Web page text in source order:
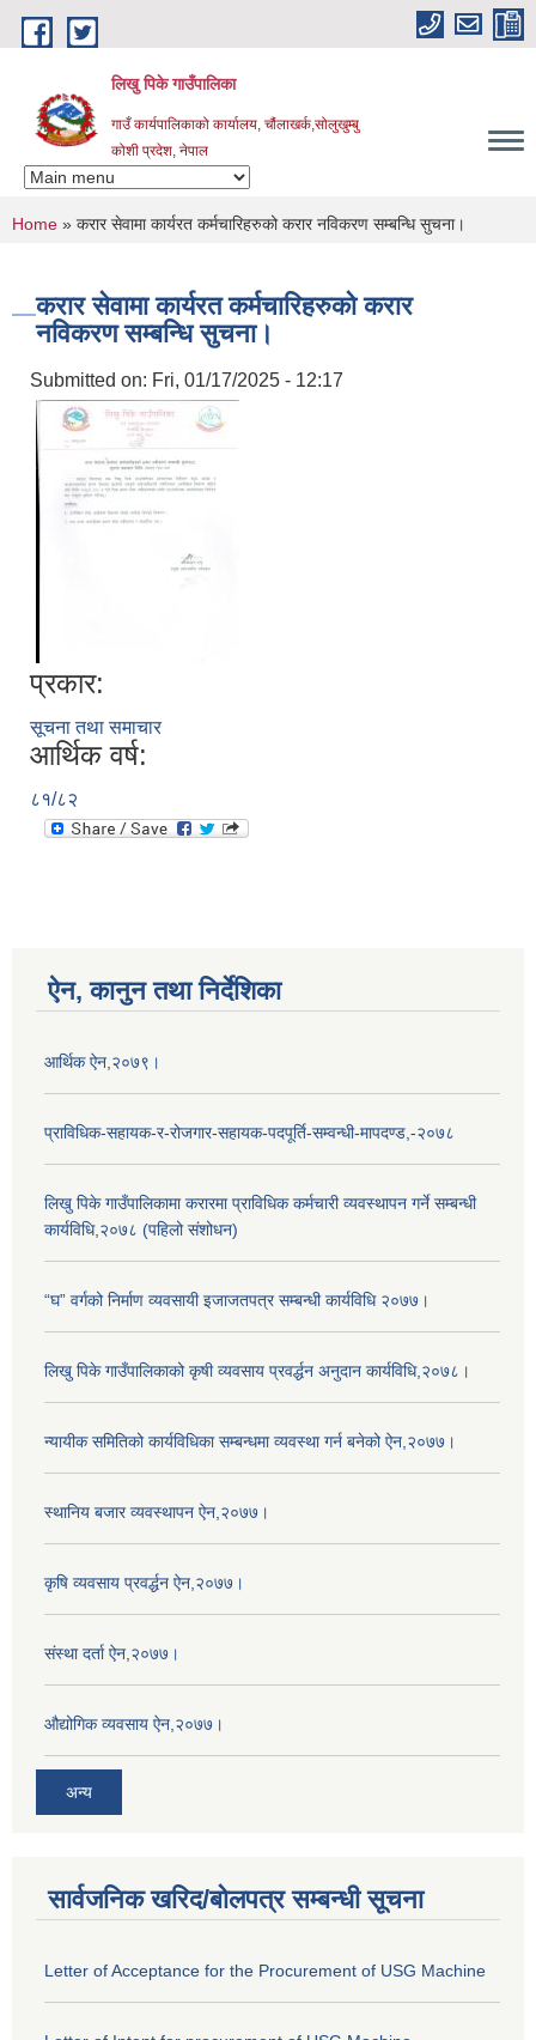
Skip to main content
लिखु पिके गाउँपालिका
गाउँ कार्यपालिकाको कार्यालय, चौंलाखर्क,सोलुखुम्बु
कोशी प्रदेश, नेपाल
You are here
Home » करार सेवामा कार्यरत कर्मचारिहरुको करार नविकरण सम्बन्धि सुचना।
करार सेवामा कार्यरत कर्मचारिहरुको करार
नविकरण सम्बन्धि सुचना।
Submitted on: Fri, 01/17/2025 - 12:17
प्रकार:
सूचना तथा समाचार
आर्थिक वर्ष:
८१/८२
ऐन, कानुन तथा निर्देशिका
आर्थिक ऐन,२०७९।
प्राविधिक-सहायक-र-रोजगार-सहायक-पदपूर्ति-सम्वन्धी-मापदण्ड,-२०७८
लिखु पिके गाउँपालिकामा करारमा प्राविधिक कर्मचारी व्यवस्थापन गर्ने सम्बन्धी
कार्यविधि,२०७८ (पहिलो संशोधन)
“घ” वर्गको निर्माण व्यवसायी इजाजतपत्र सम्बन्धी कार्यविधि २०७७।
लिखु पिके गाउँपालिकाको कृषी व्यवसाय प्रवर्द्धन अनुदान कार्यविधि,२०७८।
न्यायीक समितिको कार्यविधिका सम्बन्धमा व्यवस्था गर्न बनेको ऐन,२०७७।
स्थानिय बजार व्यवस्थापन ऐन,२०७७।
कृषि व्यवसाय प्रवर्द्धन ऐन,२०७७।
संस्था दर्ता ऐन,२०७७।
औद्योगिक व्यवसाय ऐन,२०७७।
अन्य
सार्वजनिक खरिद/बोलपत्र सम्बन्धी सूचना
Letter of Acceptance for the Procurement of USG Machine